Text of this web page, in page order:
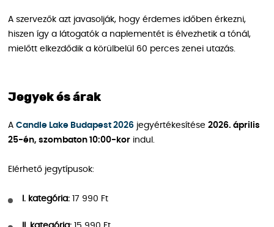
A szervezők azt javasolják, hogy érdemes időben érkezni,
hiszen így a látogatók a naplementét is élvezhetik a tónál,
mielőtt elkezdődik a körülbelül 60 perces zenei utazás.
Jegyek és árak
A Candle Lake Budapest 2026 jegyértékesítése 2026. április
25-én, szombaton 10:00-kor indul.
Elérhető jegytípusok:
I. kategória: 17 990 Ft